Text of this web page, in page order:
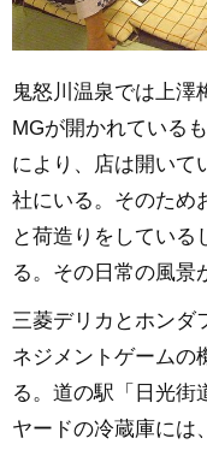
鬼怒川温泉では上澤
MGが開かれている
により、店は開いて
社にいる。そのため
と荷造りをしている
る。その日常の風景
三菱デリカとホンダ
ネジメントゲームの
る。道の駅「日光街
ヤードの冷蔵庫には